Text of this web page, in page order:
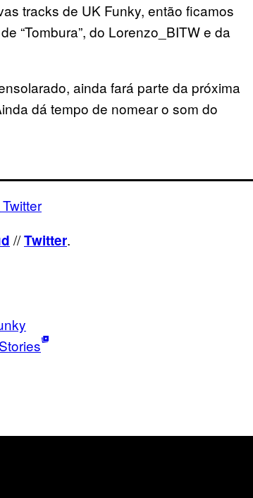
tracks de UK Funky, então ficamos
“Tombura”, do Lorenzo_BITW e da
ainda fará parte da próxima
dá tempo de nomear o som do
Twitter
//Twitter.